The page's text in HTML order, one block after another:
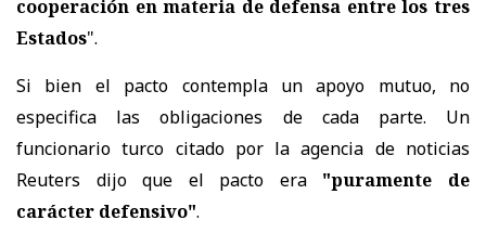
cooperación en materia de defensa entre los tres
Estados".
Si bien el pacto contempla un apoyo mutuo, no
especifica las obligaciones de cada parte. Un
funcionario turco citado por la agencia de noticias
Reuters dijo que el pacto era "puramente de
carácter defensivo".